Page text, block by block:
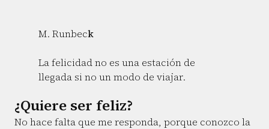
M. Runbeck
La felicidad no es una estación de
llegada si no un modo de viajar.
¿Quiere ser feliz?
No hace falta que me responda, porque conozco la